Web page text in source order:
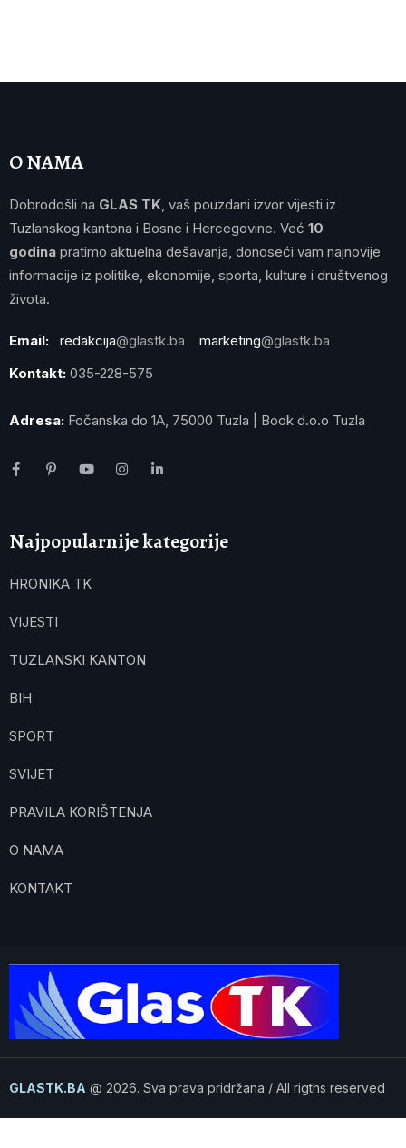
O NAMA
Dobrodošli na GLAS TK, vaš pouzdani izvor vijesti iz
Tuzlanskog kantona i Bosne i Hercegovine. Već 10
godina pratimo aktuelna dešavanja, donoseći vam najnovije
informacije iz politike, ekonomije, sporta, kulture i društvenog
života.
Email: redakcija@glastk.ba marketing@glastk.ba
Kontakt: 035-228-575
Adresa: Fočanska do 1A, 75000 Tuzla | Book d.o.o Tuzla
Najpopularnije kategorije
HRONIKA TK
VIJESTI
TUZLANSKI KANTON
BIH
SPORT
SVIJET
PRAVILA KORIŠTENJA
O NAMA
KONTAKT
GLASTK.BA @ 2026. Sva prava pridržana / All rigths reserved